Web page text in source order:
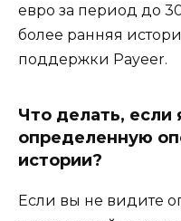
евро за период до
более ранняя
поддержки Payeer.
Что делать, если
определенную
истории?
Если вы не видите